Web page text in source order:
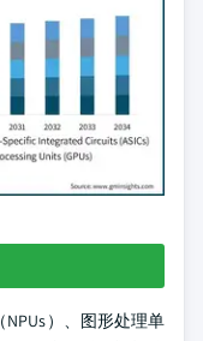
）、图形处理单